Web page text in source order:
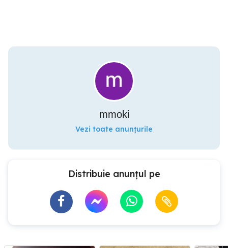
mmoki
Vezi toate anunțurile
Distribuie anunțul pe